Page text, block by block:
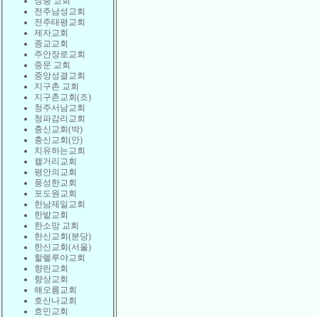
전주남성교회
전주태평교회
제자교회
종교교회
주안장로교회
중문 교회
중앙성결교회
지구촌 교회
지구촌교회(조)
청주서남교회
청파감리교회
충신교회(박)
충신교회(안)
치유하는교회
캘거리교회
평안의교회
풍성한교회
포도원교회
한남제일교회
한밭교회
한소망 교회
한신교회(분당)
한신교회(서울)
할렐루야교회
향린교회
향상교회
해오름교회
호산나교회
효민교회